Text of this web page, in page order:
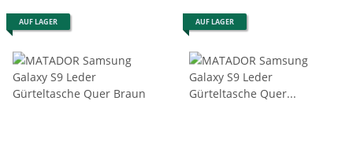
AUF LAGER AUF LAGER